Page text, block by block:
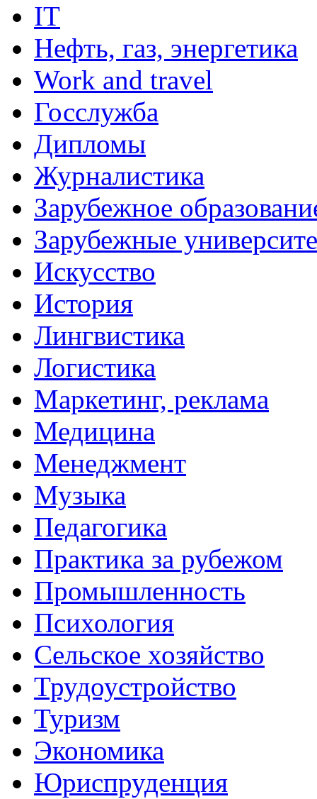
IT
Нефть, газ, энергетика
Work and travel
Госслужба
Дипломы
Журналистика
Зарубежное
Зарубежные
Искусство
История
Лингвистика
Логистика
Маркетинг, реклама
Медицина
Менеджмент
Музыка
Педагогика
Практика за рубежом
Промышленность
Психология
Сельское хозяйство
Трудоустройство
Туризм
Экономика
Юриспруденция